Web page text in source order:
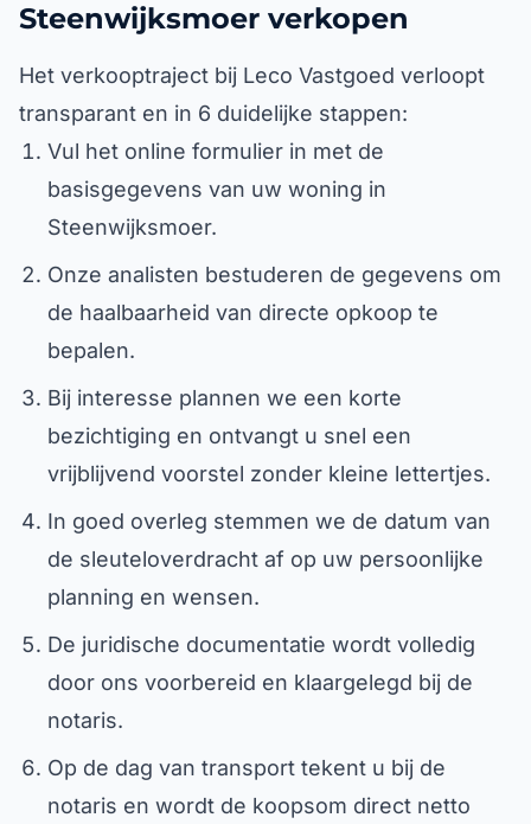
Steenwijksmoer verkopen
Het verkooptraject bij Leco Vastgoed verloopt
transparant en in 6 duidelijke stappen:
Vul het online formulier in met de
basisgegevens van uw woning in
Steenwijksmoer.
Onze analisten bestuderen de gegevens om
de haalbaarheid van directe opkoop te
bepalen.
Bij interesse plannen we een korte
bezichtiging en ontvangt u snel een
vrijblijvend voorstel zonder kleine lettertjes.
In goed overleg stemmen we de datum van
de sleuteloverdracht af op uw persoonlijke
planning en wensen.
De juridische documentatie wordt volledig
door ons voorbereid en klaargelegd bij de
notaris.
Op de dag van transport tekent u bij de
notaris en wordt de koopsom direct netto